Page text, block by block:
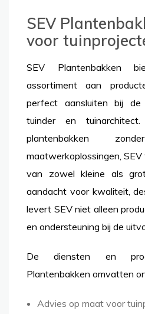
SEV
voor
SEV Plantenbakken
assortiment aan
perfect aansluiten bij
tuinder en
plantenbakken
maatwerkoplossingen,
van zowel kleine als
aandacht voor kwaliteit,
levert SEV niet alleen
en ondersteuning bij de
De diensten en
Plantenbakken omvatten
Advies op maat voor